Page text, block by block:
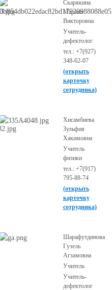
Скарякина
Марина
Викторовна
Учитель-
дефектолог
тел.: +7(927)
348-62-07
(открыть
карточку
сотрудника)
Хисамбиева
Зульфия
Хакимовна
Учитель
физики
тел.: +7(917)
795-88-74
(открыть
карточку
сотрудника)
Шарафутдинова
Гузель
Агзамовна
Учитель
Учитель-
дефектолог